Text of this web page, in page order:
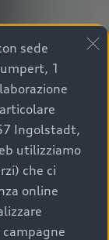
sede
1
Ingolstadt,
utilizziamo
che ci
online